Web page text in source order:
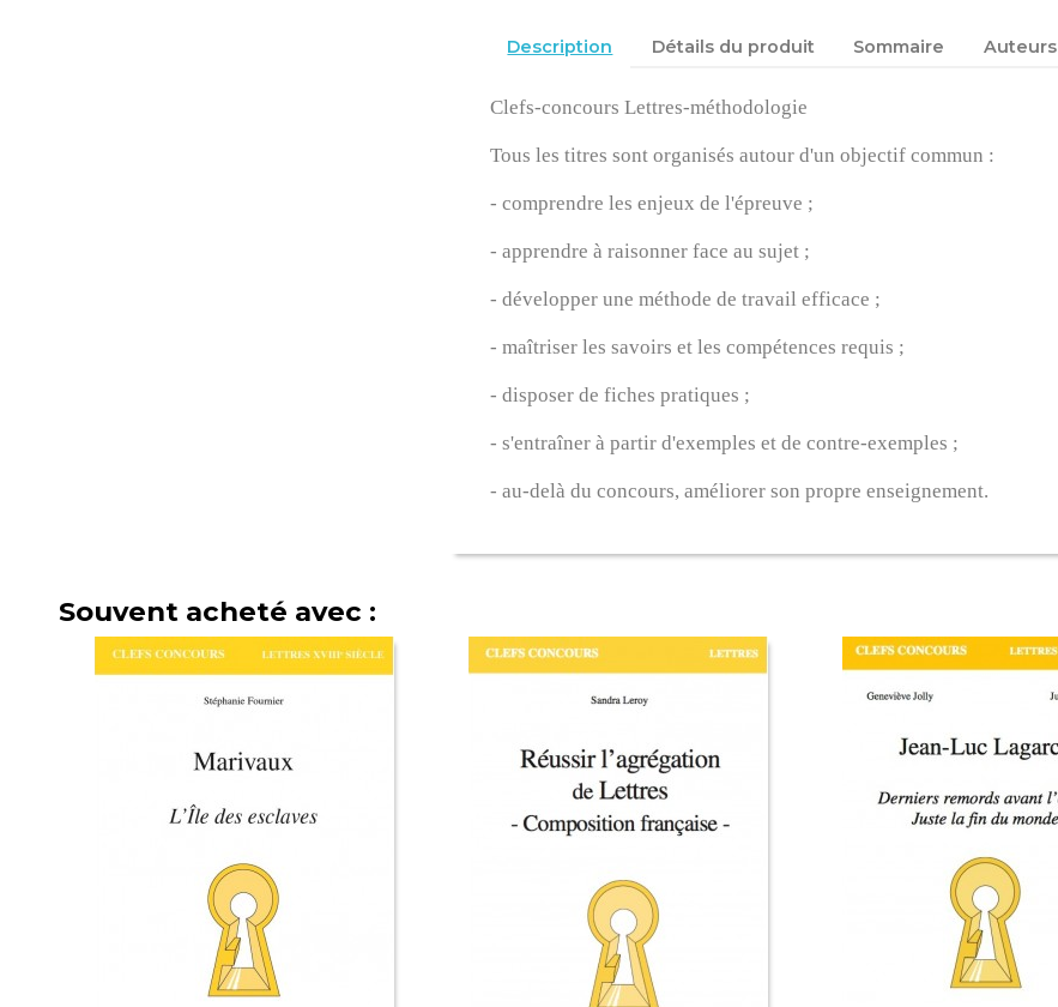
Description Détails du produit Sommaire Auteurs
Clefs-concours Lettres-méthodologie
Tous les titres sont organisés autour d'un objectif commun :
- comprendre les enjeux de l'épreuve ;
- apprendre à raisonner face au sujet ;
- développer une méthode de travail efficace ;
- maîtriser les savoirs et les compétences requis ;
- disposer de fiches pratiques ;
- s'entraîner à partir d'exemples et de contre-exemples ;
- au-delà du concours, améliorer son propre enseignement.
Souvent acheté avec :